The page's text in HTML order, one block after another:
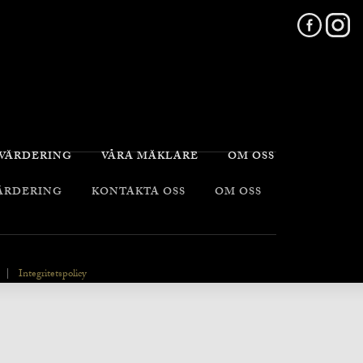
VÅRA MÄKLARE OM OSS
KONTAKTA OSS OM OSS
| Integritetspolicy